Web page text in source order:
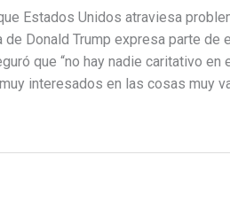
Estados Unidos atraviesa
Donald Trump expresa parte de
que “no hay nadie caritativo en
interesados en las cosas muy